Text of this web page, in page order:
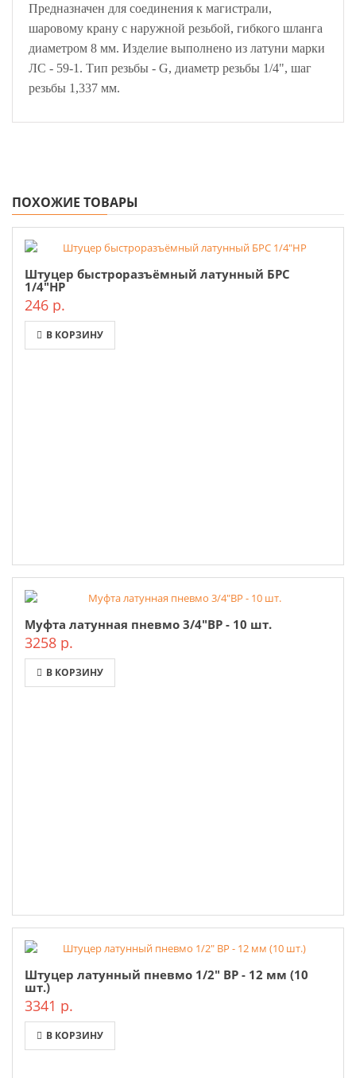
Предназначен для соединения к магистрали,
шаровому крану с наружной резьбой, гибкого шланга
диаметром 8 мм. Изделие выполнено из латуни марки
ЛС - 59-1. Тип резьбы - G, диаметр резьбы 1/4", шаг
резьбы 1,337 мм.
ПОХОЖИЕ ТОВАРЫ
Штуцер быстроразъёмный латунный БРС
1/4"НР
246 р.
В КОРЗИНУ
Муфта латунная пневмо 3/4"ВР - 10 шт.
3258 р.
В КОРЗИНУ
Штуцер латунный пневмо 1/2" ВР - 12 мм (10
шт.)
3341 р.
В КОРЗИНУ